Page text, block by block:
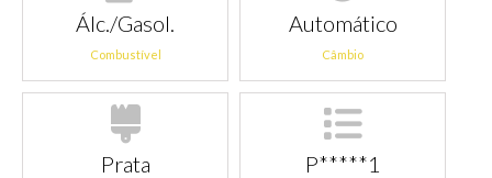
Álc./Gasol.
Combustível
Automático
Câmbio
Prata P*****1